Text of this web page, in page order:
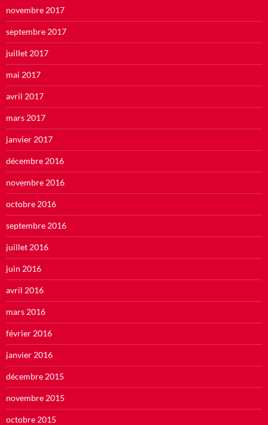
novembre 2017
septembre 2017
juillet 2017
mai 2017
avril 2017
mars 2017
janvier 2017
décembre 2016
novembre 2016
octobre 2016
septembre 2016
juillet 2016
juin 2016
avril 2016
mars 2016
février 2016
janvier 2016
décembre 2015
novembre 2015
octobre 2015